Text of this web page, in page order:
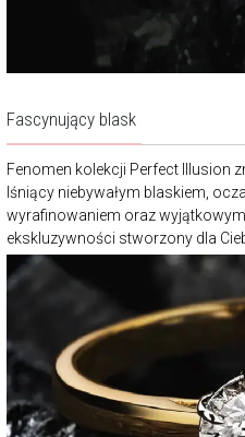
Fascynujący blask
Fenomen kolekcji Perfect Illusion
lśniący niebywałym blaskiem,
wyrafinowaniem oraz
ekskluzywności stworzony dla